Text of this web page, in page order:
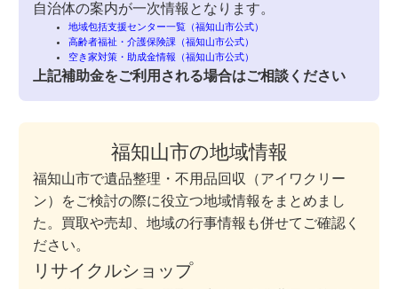
自治体の案内が一次情報となります。
地域包括支援センター一覧（福知山市公式）
高齢者福祉・介護保険課（福知山市公式）
空き家対策・助成金情報（福知山市公式）
上記補助金をご利用される場合はご相談ください
福知山市の地域情報
福知山市で遺品整理・不用品回収（アイワクリー
ン）をご検討の際に役立つ地域情報をまとめまし
た。買取や売却、地域の行事情報も併せてご確認く
ださい。
リサイクルショップ